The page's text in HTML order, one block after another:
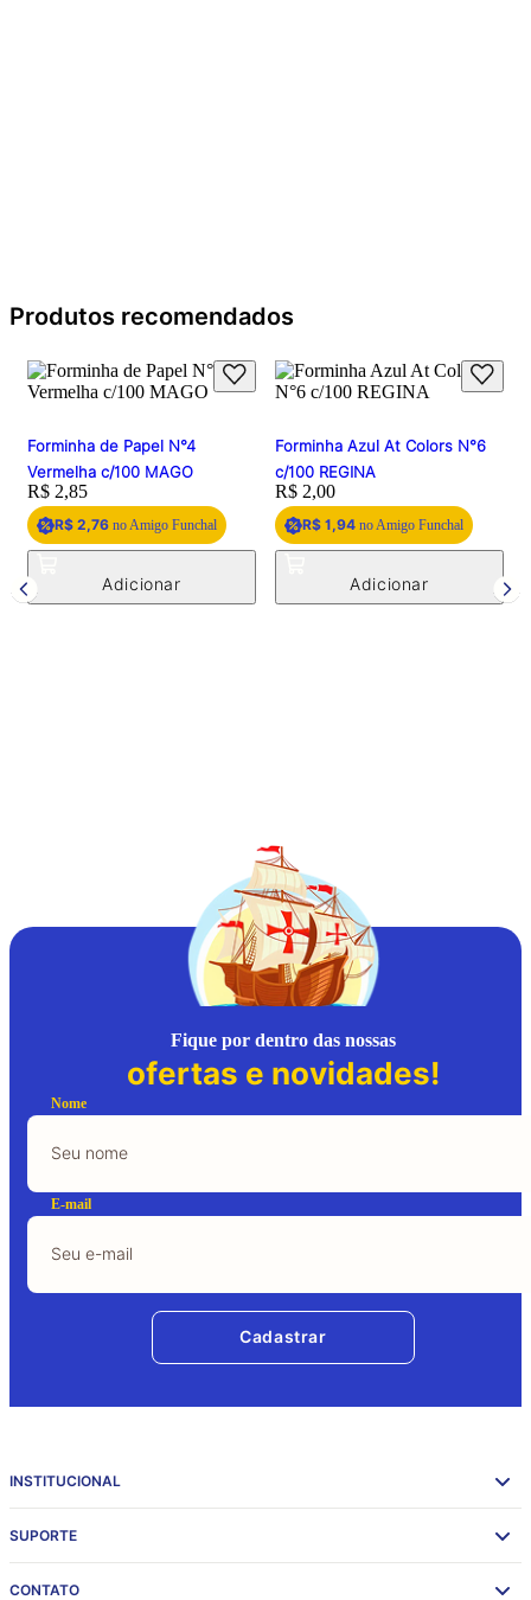
Produtos recomendados
Forminha de Papel N°4
Vermelha c/100 MAGO
Price:
R$ 2,85
R$ 2,76 no Amigo Funchal
Forminha Azul At Colors N°6
c/100 REGINA
Price:
R$ 2,00
R$ 1,94 no Amigo Funchal
Fique por dentro das nossas
ofertas e novidades!
Nome
E-mail
Cadastrar
INSTITUCIONAL
SUPORTE
CONTATO